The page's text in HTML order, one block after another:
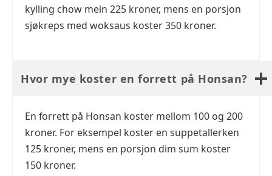
kylling chow mein 225 kroner, mens en porsjon
sjøkreps med woksaus koster 350 kroner.
Hvor mye koster en forrett på Honsan?
En forrett på Honsan koster mellom 100 og 200
kroner. For eksempel koster en suppetallerken
125 kroner, mens en porsjon dim sum koster
150 kroner.